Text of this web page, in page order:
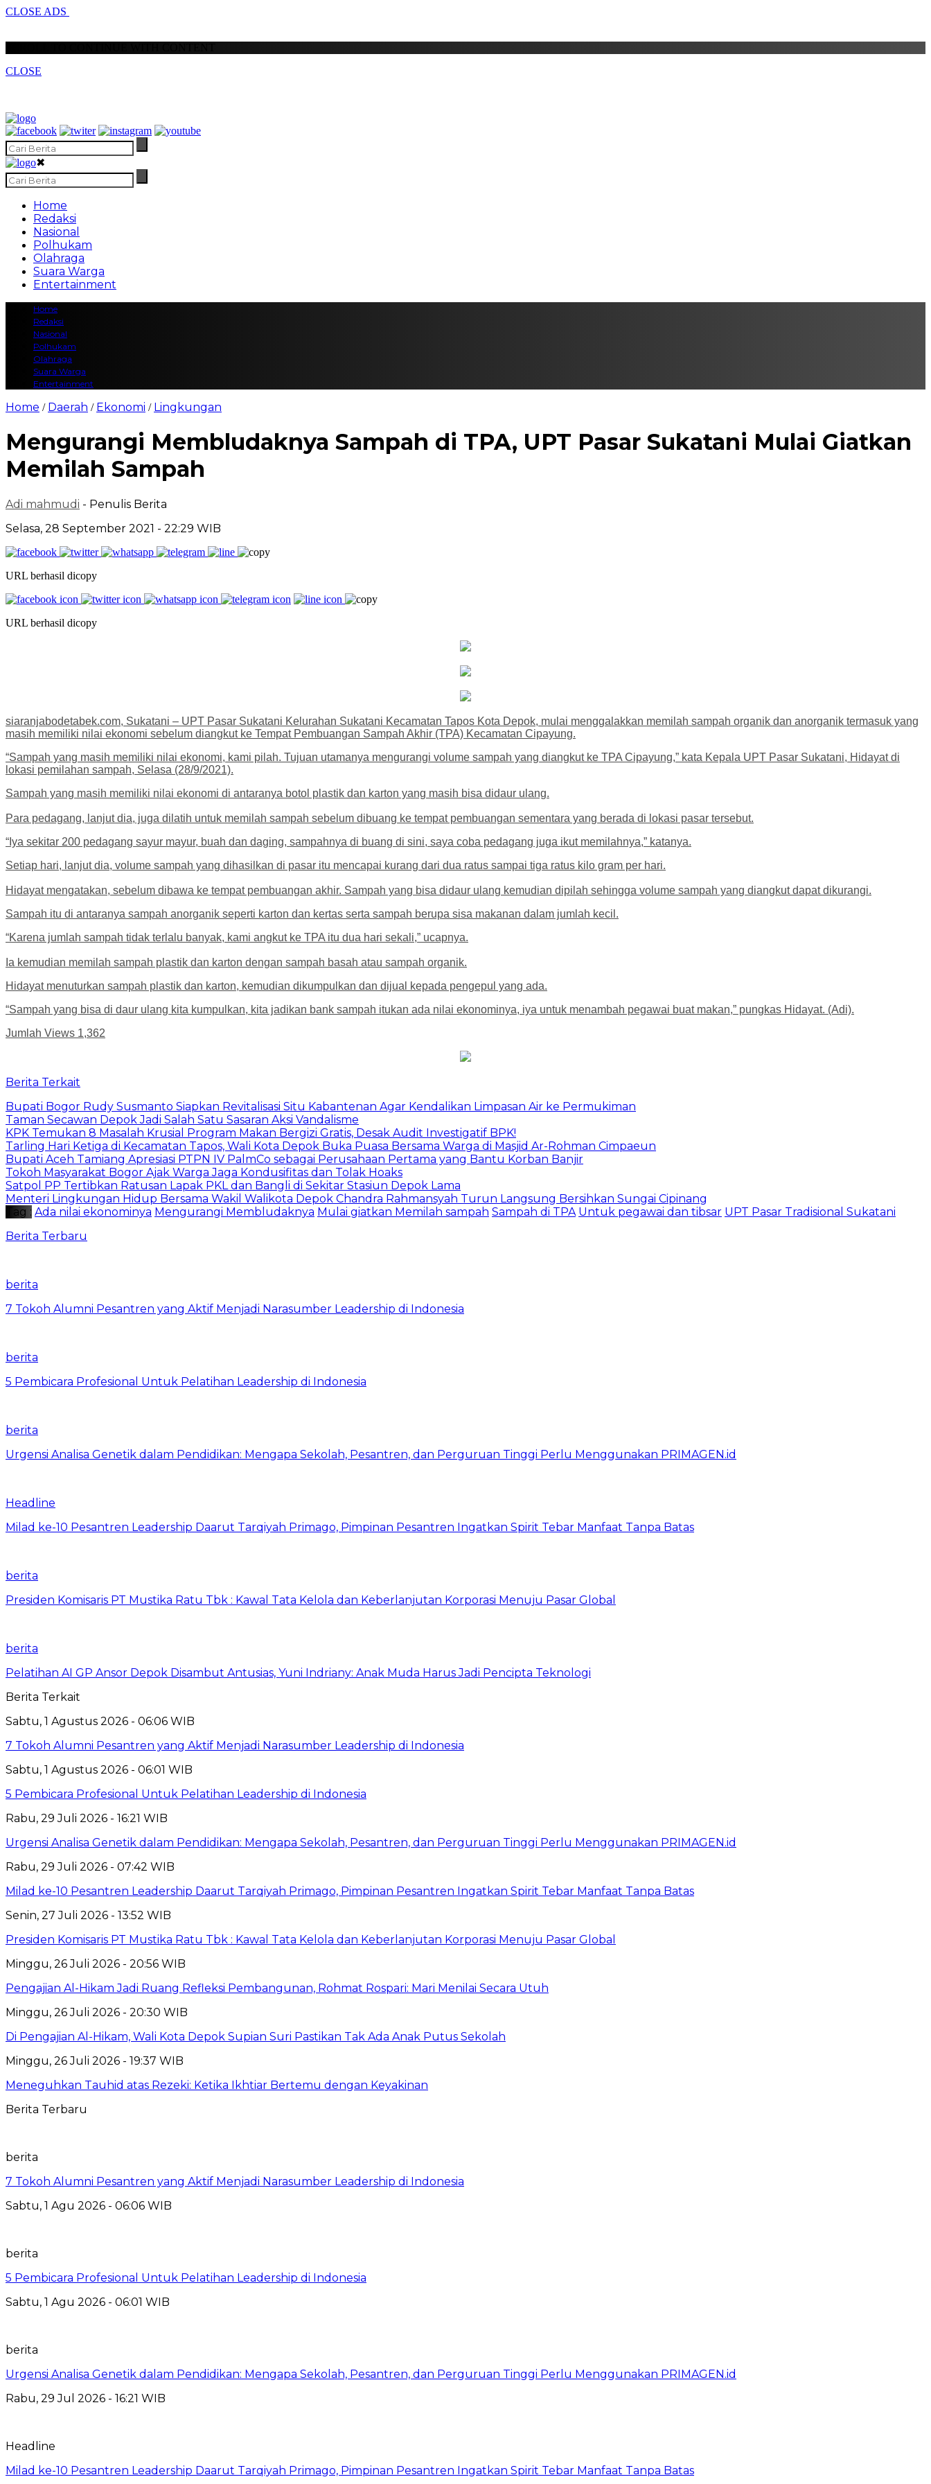
CLOSE ADS
CLOSE
✖
Home
Redaksi
Nasional
Polhukam
Olahraga
Suara Warga
Entertainment
Home
Redaksi
Nasional
Polhukam
Olahraga
Suara Warga
Entertainment
Home / Daerah / Ekonomi / Lingkungan
Mengurangi Membludaknya Sampah di TPA, UPT Pasar Sukatani Mulai Giatkan
Memilah Sampah
Adi mahmudi - Penulis Berita
Selasa, 28 September 2021 - 22:29 WIB
URL berhasil dicopy
URL berhasil dicopy
siaranjabodetabek.com, Sukatani – UPT Pasar Sukatani Kelurahan Sukatani Kecamatan Tapos Kota Depok, mulai menggalakkan memilah sampah organik dan anorganik termasuk yang
masih memiliki nilai ekonomi sebelum diangkut ke Tempat Pembuangan Sampah Akhir (TPA) Kecamatan Cipayung.
“Sampah yang masih memiliki nilai ekonomi, kami pilah. Tujuan utamanya mengurangi volume sampah yang diangkut ke TPA Cipayung,” kata Kepala UPT Pasar Sukatani, Hidayat di
lokasi pemilahan sampah, Selasa (28/9/2021).
Sampah yang masih memiliki nilai ekonomi di antaranya botol plastik dan karton yang masih bisa didaur ulang.
Para pedagang, lanjut dia, juga dilatih untuk memilah sampah sebelum dibuang ke tempat pembuangan sementara yang berada di lokasi pasar tersebut.
“Iya sekitar 200 pedagang sayur mayur, buah dan daging, sampahnya di buang di sini, saya coba pedagang juga ikut memilahnya,” katanya.
Setiap hari, lanjut dia, volume sampah yang dihasilkan di pasar itu mencapai kurang dari dua ratus sampai tiga ratus kilo gram per hari.
Hidayat mengatakan, sebelum dibawa ke tempat pembuangan akhir. Sampah yang bisa didaur ulang kemudian dipilah sehingga volume sampah yang diangkut dapat dikurangi.
Sampah itu di antaranya sampah anorganik seperti karton dan kertas serta sampah berupa sisa makanan dalam jumlah kecil.
“Karena jumlah sampah tidak terlalu banyak, kami angkut ke TPA itu dua hari sekali,” ucapnya.
Ia kemudian memilah sampah plastik dan karton dengan sampah basah atau sampah organik.
Hidayat menuturkan sampah plastik dan karton, kemudian dikumpulkan dan dijual kepada pengepul yang ada.
“Sampah yang bisa di daur ulang kita kumpulkan, kita jadikan bank sampah itukan ada nilai ekonominya, iya untuk menambah pegawai buat makan,” pungkas Hidayat. (Adi).
Jumlah Views 1,362
Berita Terkait
Bupati Bogor Rudy Susmanto Siapkan Revitalisasi Situ Kabantenan Agar Kendalikan Limpasan Air ke Permukiman
Taman Secawan Depok Jadi Salah Satu Sasaran Aksi Vandalisme
​KPK Temukan 8 Masalah Krusial Program Makan Bergizi Gratis, Desak Audit Investigatif BPK!
Tarling Hari Ketiga di Kecamatan Tapos, Wali Kota Depok Buka Puasa Bersama Warga di Masjid Ar-Rohman Cimpaeun
Bupati Aceh Tamiang Apresiasi PTPN IV PalmCo sebagai Perusahaan Pertama yang Bantu Korban Banjir
Tokoh Masyarakat Bogor Ajak Warga Jaga Kondusifitas dan Tolak Hoaks
Satpol PP Tertibkan Ratusan Lapak PKL dan Bangli di Sekitar Stasiun Depok Lama
Menteri Lingkungan Hidup Bersama Wakil Walikota Depok Chandra Rahmansyah Turun Langsung Bersihkan Sungai Cipinang
Tag : Ada nilai ekonominya Mengurangi Membludaknya Mulai giatkan Memilah sampah Sampah di TPA Untuk pegawai dan tibsar UPT Pasar Tradisional Sukatani
Berita Terbaru
berita
7 Tokoh Alumni Pesantren yang Aktif Menjadi Narasumber Leadership di Indonesia
berita
5 Pembicara Profesional Untuk Pelatihan Leadership di Indonesia
berita
Urgensi Analisa Genetik dalam Pendidikan: Mengapa Sekolah, Pesantren, dan Perguruan Tinggi Perlu Menggunakan PRIMAGEN.id
Headline
Milad ke-10 Pesantren Leadership Daarut Tarqiyah Primago, Pimpinan Pesantren Ingatkan Spirit Tebar Manfaat Tanpa Batas
berita
Presiden Komisaris PT Mustika Ratu Tbk : Kawal Tata Kelola dan Keberlanjutan Korporasi Menuju Pasar Global
berita
Pelatihan AI GP Ansor Depok Disambut Antusias, Yuni Indriany: Anak Muda Harus Jadi Pencipta Teknologi
Berita Terkait
Sabtu, 1 Agustus 2026 - 06:06 WIB
7 Tokoh Alumni Pesantren yang Aktif Menjadi Narasumber Leadership di Indonesia
Sabtu, 1 Agustus 2026 - 06:01 WIB
5 Pembicara Profesional Untuk Pelatihan Leadership di Indonesia
Rabu, 29 Juli 2026 - 16:21 WIB
Urgensi Analisa Genetik dalam Pendidikan: Mengapa Sekolah, Pesantren, dan Perguruan Tinggi Perlu Menggunakan PRIMAGEN.id
Rabu, 29 Juli 2026 - 07:42 WIB
Milad ke-10 Pesantren Leadership Daarut Tarqiyah Primago, Pimpinan Pesantren Ingatkan Spirit Tebar Manfaat Tanpa Batas
Senin, 27 Juli 2026 - 13:52 WIB
Presiden Komisaris PT Mustika Ratu Tbk : Kawal Tata Kelola dan Keberlanjutan Korporasi Menuju Pasar Global
Minggu, 26 Juli 2026 - 20:56 WIB
Pengajian Al-Hikam Jadi Ruang Refleksi Pembangunan, Rohmat Rospari: Mari Menilai Secara Utuh
Minggu, 26 Juli 2026 - 20:30 WIB
Di Pengajian Al-Hikam, Wali Kota Depok Supian Suri Pastikan Tak Ada Anak Putus Sekolah
Minggu, 26 Juli 2026 - 19:37 WIB
Meneguhkan Tauhid atas Rezeki: Ketika Ikhtiar Bertemu dengan Keyakinan
Berita Terbaru
berita
7 Tokoh Alumni Pesantren yang Aktif Menjadi Narasumber Leadership di Indonesia
Sabtu, 1 Agu 2026 - 06:06 WIB
berita
5 Pembicara Profesional Untuk Pelatihan Leadership di Indonesia
Sabtu, 1 Agu 2026 - 06:01 WIB
berita
Urgensi Analisa Genetik dalam Pendidikan: Mengapa Sekolah, Pesantren, dan Perguruan Tinggi Perlu Menggunakan PRIMAGEN.id
Rabu, 29 Jul 2026 - 16:21 WIB
Headline
Milad ke-10 Pesantren Leadership Daarut Tarqiyah Primago, Pimpinan Pesantren Ingatkan Spirit Tebar Manfaat Tanpa Batas